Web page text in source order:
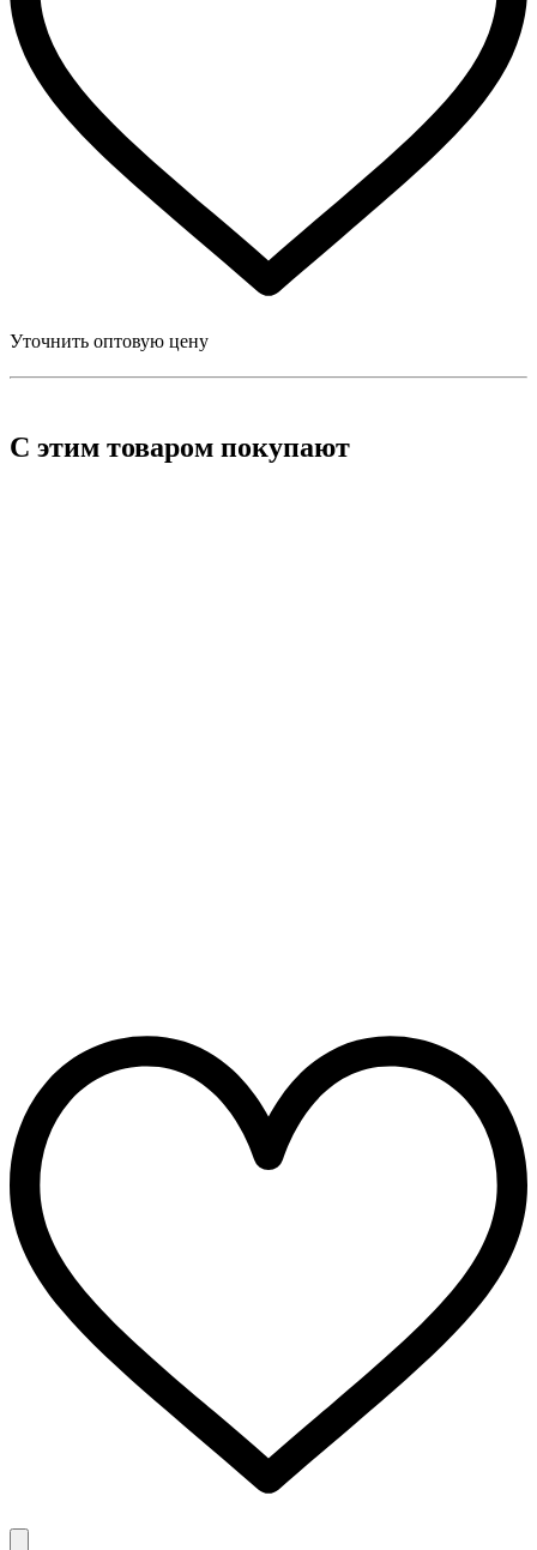
Уточнить оптовую цену
С этим товаром покупают